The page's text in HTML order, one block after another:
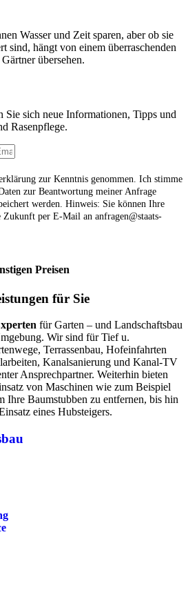
Wasser und Zeit sparen, aber ob sie
sind, hängt von einem überraschenden
übersehen.
Sie sich neue Informationen, Tipps und
Rasenpflege.
zur Kenntnis genommen. Ich stimme
zur Beantwortung meiner Anfrage
werden. Hinweis: Sie können Ihre
per E‑Mail an anfragen@staats-
Preisen
für Sie
für Garten – und Landschaftsbau
Wir sind für Tief u.
Terrassenbau, Hofeinfahrten
Kanalsanierung und Kanal-TV
Ansprechpartner. Weiterhin bieten
von Maschinen wie zum Beispiel
Ihre Baumstubben zu entfernen, bis hin
eines Hubsteigers.